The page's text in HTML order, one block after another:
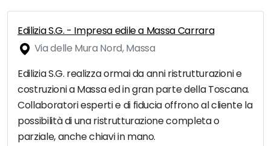
Edilizia S.G. - Impresa edile a Massa Carrara
Via delle Mura Nord, Massa
Edilizia S.G. realizza ormai da anni ristrutturazioni e
costruzioni a Massa ed in gran parte della Toscana.
Collaboratori esperti e di fiducia offrono al cliente la
possibilità di una ristrutturazione completa o
parziale, anche chiavi in mano.